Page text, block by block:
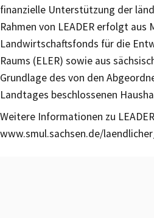
finanzielle Unterstützung der
Rahmen von LEADER erfolgt aus
Landwirtschaftsfonds für die
Raums (ELER) sowie aus
Grundlage des von den
Landtages beschlossenen
Weitere Informationen zu
www.smul.sachsen.de/